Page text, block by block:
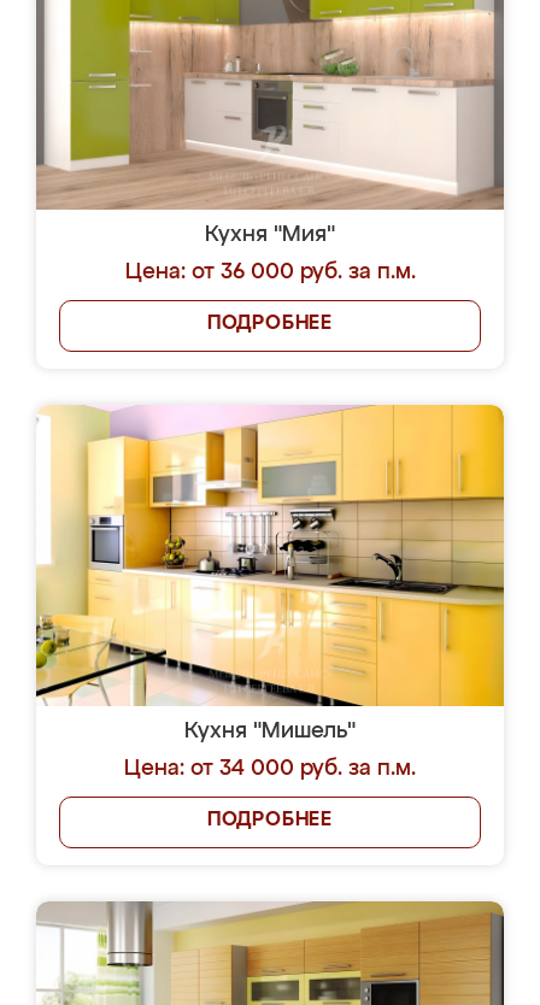
Кухня "Мия"
Цена: от 36 000 руб. за п.м.
ПОДРОБНЕЕ
Кухня "Мишель"
Цена: от 34 000 руб. за п.м.
ПОДРОБНЕЕ